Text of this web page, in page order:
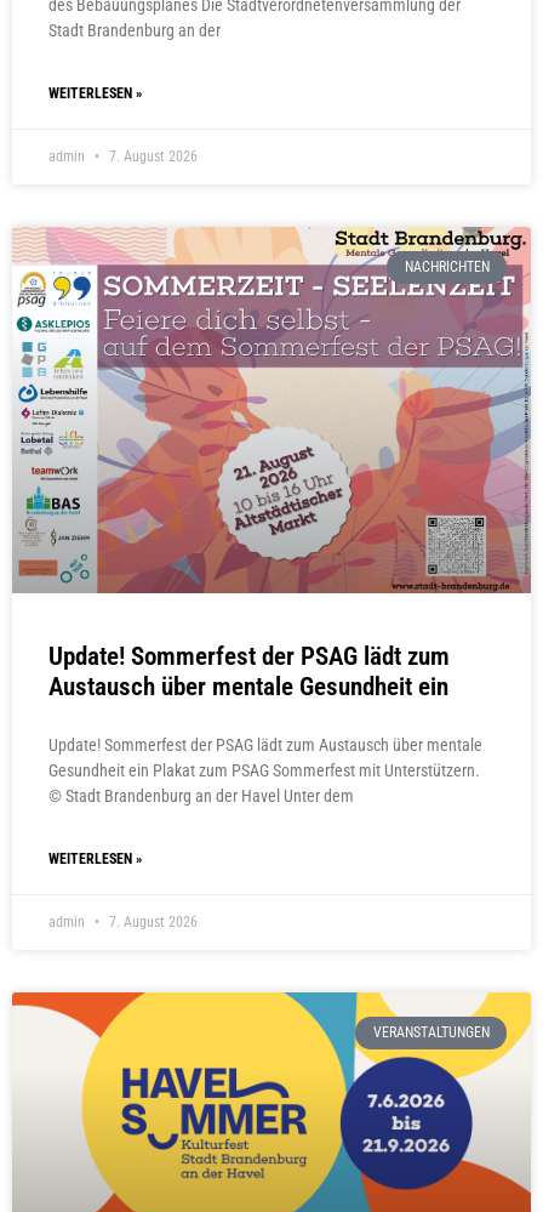
des Bebauungsplanes Die Stadtverordnetenversammlung der
Stadt Brandenburg an der
WEITERLESEN »
admin 7. August 2026
NACHRICHTEN
Update! Sommerfest der PSAG lädt zum
Austausch über mentale Gesundheit ein
Update! Sommerfest der PSAG lädt zum Austausch über mentale
Gesundheit ein Plakat zum PSAG Sommerfest mit Unterstützern.
© Stadt Brandenburg an der Havel Unter dem
WEITERLESEN »
admin 7. August 2026
VERANSTALTUNGEN